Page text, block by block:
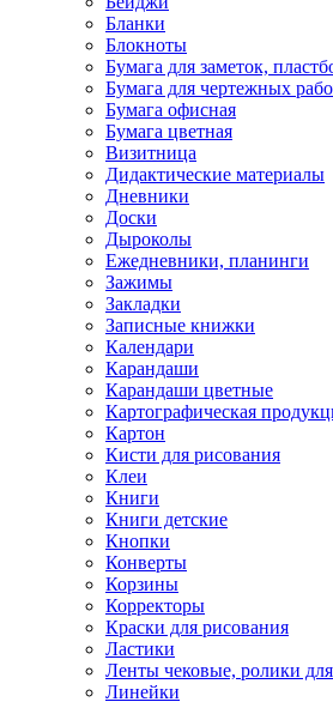
Бланки
Блокноты
Бумага для заметок,
Бумага для чертежных
Бумага офисная
Бумага цветная
Визитница
Дидактические материалы
Дневники
Доски
Дыроколы
Ежедневники, планинги
Зажимы
Закладки
Записные книжки
Календари
Карандаши
Карандаши цветные
Картографическая
Картон
Кисти для рисования
Клеи
Книги
Книги детские
Кнопки
Конверты
Корзины
Корректоры
Краски для рисования
Ластики
Ленты чековые, ролики
Линейки